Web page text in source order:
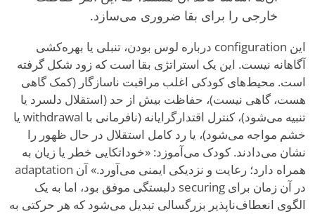
خارجی را برای بقا ضروری می‌سازد.
این configuration درباره لوس بودن، تنبلی یا بهره‌کشی
آگاهانه نیست. این یک استراتژی بقا است که زود شکل گرفته
است. محیط‌های کودکی اغلب مراقبت ناسازگار (کمک گاهی
هست، گاهی نیست)، حفاظت بیش از حد (استقلال دلسرد یا
تنبیه می‌شود)، کنترل اقتدارگرایانه (نافرمانی با withdrawal یا
خشم مواجه می‌شود)، یا رد کامل استقلال در حال ظهور را
نشان می‌دادند. کودک می‌آموزد: «خوداتکایی خطر یا زیان به
همراه دارد؛ رعایت و نزدیکی ایمنی می‌آورد.» آن adaptation
در آن زمان برای securing دلبستگی موفق بود، اما به یک
الگوی انعطاف‌ناپذیر بزرگسالی تبدیل می‌شود که هر حرکتی به